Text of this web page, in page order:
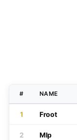
# NAME
1 Froot
2 Mlp